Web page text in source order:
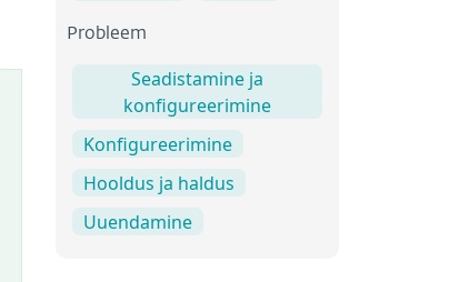
Probleem
Seadistamine ja
konfigureerimine
Konfigureerimine
Hooldus ja haldus
Uuendamine